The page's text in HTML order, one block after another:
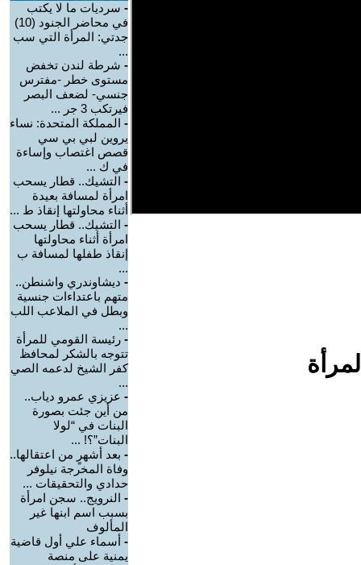
- سرديات ما لا يكتب
في محاضر الجنود (10)
جدتي: المرأة التي سب
...
- شرطة لندن تخفض
مستوى خطر -مفترس
جنسي- لضعف البصر
فيرتكب 3 جر ...
- المملكة المتحدة: نساء
يروين لبي بي سي
قصص اغتصاب وإساءة
في ك ...
- التشيك.. قطار يسحب
امرأة لمسافة بعيدة
أثناء محاولتها إنقاذ ط ...
- التشيك.. قطار يسحب
امرأة أثناء محاولتها
إنقاذ طفلها لمسافة ب
...
- ديشاوندري واشنطن..
متهم باعتداءات جنسية
وبطل في الملاعب اللب
...
- رئيسة القومي للمرأة
تتوجه بالشكر لمحافظ
كفر الشيخ لدعمه الصي
...
- عزيزي عمرو دياب..
من أين جئت بصورة
البنات في “لولا
البنات”؟! ...
- بعد أشهرٍ من اعتقالها..
وفاة المخرجة نيلوفر
حدادي والتحقيقات ...
- النرويج.. سجن امرأة
بسبب اسم ابنها غير
المألوف
- أسماء علي أول قاضية
يمنية على منصة